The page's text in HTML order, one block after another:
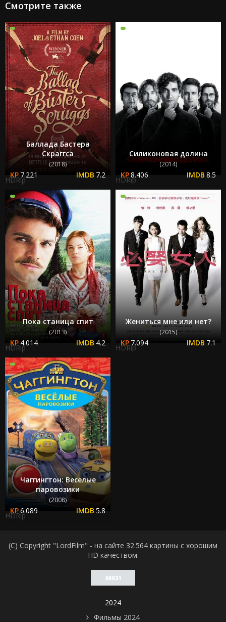
Смотрите также
Баллада Бастера
Скраггса
(2018)
7.221 7.2
HDRip
Силиконовая долина
(2014)
8.406 8.5
HDRip
Пока станица спит
(2013)
4.014 4.2
HDRip
Жениться мне или нет?
(2015)
7.094 7.1
HDRip
Чаггингтон: Веселые
паровозики
(2008)
6.089 5.8
HDRip
(C) Copyright "LordFilm" - на сайте 32.564 картины с хорошим
HD качеством.
2024
Фильмы 2024